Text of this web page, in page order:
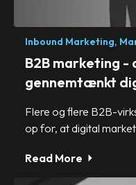
Inbound Marketing,
B2B marketing -
gennemtænkt
Flere og flere B2B-
op for, at digital
Read More